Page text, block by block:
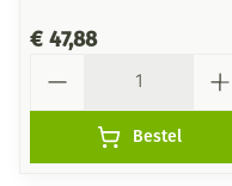
€ 47,88
Bestel